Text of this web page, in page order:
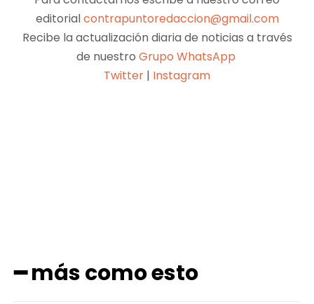
editorialcontrapuntoredaccion@gmail.com
Recibe la actualización diaria de noticias a través
de nuestro Grupo WhatsApp
Twitter | Instagram
━ más como esto